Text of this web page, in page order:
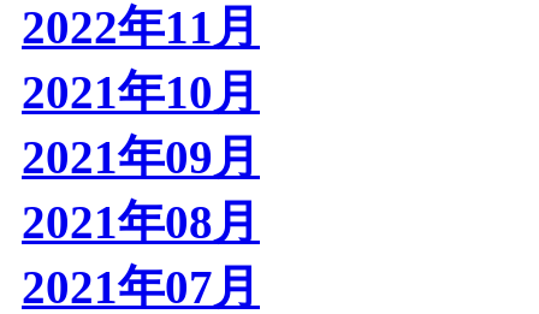
2022年11月
2021年10月
2021年09月
2021年08月
2021年07月